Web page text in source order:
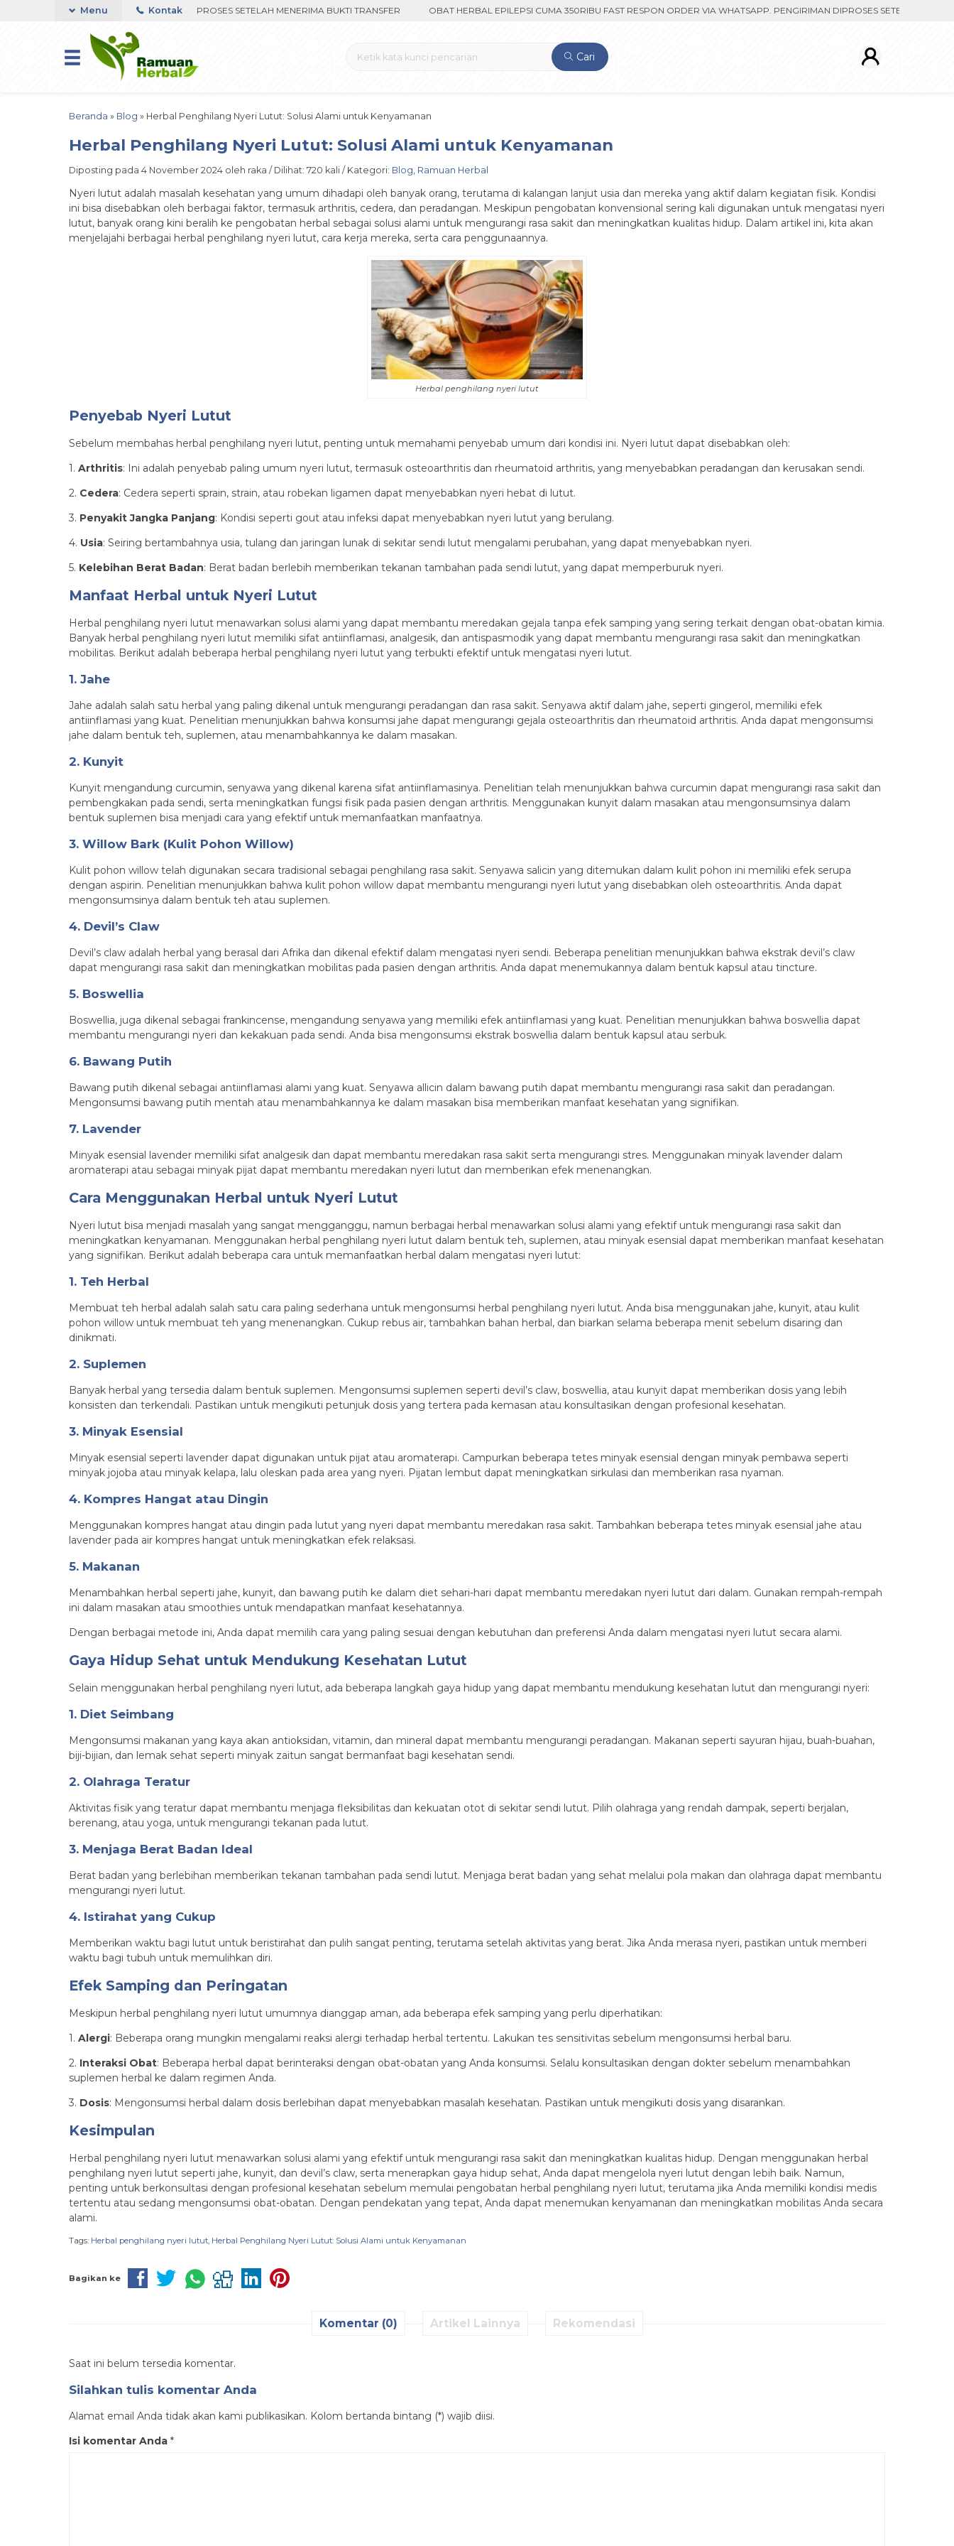
VIA WHATSAPP. PENGIRIMAN DIPROSES SETELAH MENERIMA BUKTI TRANSFER OBAT HERBAL EPILEPSI CUMA 350RIBU FAST RESPON ORDER VIA WHATSAPP. PENGIRIMAN DIPROSES SETELAH MENERIMA
Menu Kontak
Cari
Beranda » Blog » Herbal Penghilang Nyeri Lutut: Solusi Alami untuk Kenyamanan
Herbal Penghilang Nyeri Lutut: Solusi Alami untuk Kenyamanan
Diposting pada 4 November 2024 oleh raka / Dilihat: 720 kali / Kategori: Blog, Ramuan Herbal
Nyeri lutut adalah masalah kesehatan yang umum dihadapi oleh banyak orang, terutama di kalangan lanjut usia dan mereka yang aktif dalam kegiatan fisik. Kondisi
ini bisa disebabkan oleh berbagai faktor, termasuk arthritis, cedera, dan peradangan. Meskipun pengobatan konvensional sering kali digunakan untuk mengatasi nyeri
lutut, banyak orang kini beralih ke pengobatan herbal sebagai solusi alami untuk mengurangi rasa sakit dan meningkatkan kualitas hidup. Dalam artikel ini, kita akan
menjelajahi berbagai herbal penghilang nyeri lutut, cara kerja mereka, serta cara penggunaannya.
Herbal penghilang nyeri lutut
Penyebab Nyeri Lutut
Sebelum membahas herbal penghilang nyeri lutut, penting untuk memahami penyebab umum dari kondisi ini. Nyeri lutut dapat disebabkan oleh:
1. Arthritis: Ini adalah penyebab paling umum nyeri lutut, termasuk osteoarthritis dan rheumatoid arthritis, yang menyebabkan peradangan dan kerusakan sendi.
2. Cedera: Cedera seperti sprain, strain, atau robekan ligamen dapat menyebabkan nyeri hebat di lutut.
3. Penyakit Jangka Panjang: Kondisi seperti gout atau infeksi dapat menyebabkan nyeri lutut yang berulang.
4. Usia: Seiring bertambahnya usia, tulang dan jaringan lunak di sekitar sendi lutut mengalami perubahan, yang dapat menyebabkan nyeri.
5. Kelebihan Berat Badan: Berat badan berlebih memberikan tekanan tambahan pada sendi lutut, yang dapat memperburuk nyeri.
Manfaat Herbal untuk Nyeri Lutut
Herbal penghilang nyeri lutut menawarkan solusi alami yang dapat membantu meredakan gejala tanpa efek samping yang sering terkait dengan obat-obatan kimia.
Banyak herbal penghilang nyeri lutut memiliki sifat antiinflamasi, analgesik, dan antispasmodik yang dapat membantu mengurangi rasa sakit dan meningkatkan
mobilitas. Berikut adalah beberapa herbal penghilang nyeri lutut yang terbukti efektif untuk mengatasi nyeri lutut.
1. Jahe
Jahe adalah salah satu herbal yang paling dikenal untuk mengurangi peradangan dan rasa sakit. Senyawa aktif dalam jahe, seperti gingerol, memiliki efek
antiinflamasi yang kuat. Penelitian menunjukkan bahwa konsumsi jahe dapat mengurangi gejala osteoarthritis dan rheumatoid arthritis. Anda dapat mengonsumsi
jahe dalam bentuk teh, suplemen, atau menambahkannya ke dalam masakan.
2. Kunyit
Kunyit mengandung curcumin, senyawa yang dikenal karena sifat antiinflamasinya. Penelitian telah menunjukkan bahwa curcumin dapat mengurangi rasa sakit dan
pembengkakan pada sendi, serta meningkatkan fungsi fisik pada pasien dengan arthritis. Menggunakan kunyit dalam masakan atau mengonsumsinya dalam
bentuk suplemen bisa menjadi cara yang efektif untuk memanfaatkan manfaatnya.
3. Willow Bark (Kulit Pohon Willow)
Kulit pohon willow telah digunakan secara tradisional sebagai penghilang rasa sakit. Senyawa salicin yang ditemukan dalam kulit pohon ini memiliki efek serupa
dengan aspirin. Penelitian menunjukkan bahwa kulit pohon willow dapat membantu mengurangi nyeri lutut yang disebabkan oleh osteoarthritis. Anda dapat
mengonsumsinya dalam bentuk teh atau suplemen.
4. Devil’s Claw
Devil’s claw adalah herbal yang berasal dari Afrika dan dikenal efektif dalam mengatasi nyeri sendi. Beberapa penelitian menunjukkan bahwa ekstrak devil’s claw
dapat mengurangi rasa sakit dan meningkatkan mobilitas pada pasien dengan arthritis. Anda dapat menemukannya dalam bentuk kapsul atau tincture.
5. Boswellia
Boswellia, juga dikenal sebagai frankincense, mengandung senyawa yang memiliki efek antiinflamasi yang kuat. Penelitian menunjukkan bahwa boswellia dapat
membantu mengurangi nyeri dan kekakuan pada sendi. Anda bisa mengonsumsi ekstrak boswellia dalam bentuk kapsul atau serbuk.
6. Bawang Putih
Bawang putih dikenal sebagai antiinflamasi alami yang kuat. Senyawa allicin dalam bawang putih dapat membantu mengurangi rasa sakit dan peradangan.
Mengonsumsi bawang putih mentah atau menambahkannya ke dalam masakan bisa memberikan manfaat kesehatan yang signifikan.
7. Lavender
Minyak esensial lavender memiliki sifat analgesik dan dapat membantu meredakan rasa sakit serta mengurangi stres. Menggunakan minyak lavender dalam
aromaterapi atau sebagai minyak pijat dapat membantu meredakan nyeri lutut dan memberikan efek menenangkan.
Cara Menggunakan Herbal untuk Nyeri Lutut
Nyeri lutut bisa menjadi masalah yang sangat mengganggu, namun berbagai herbal menawarkan solusi alami yang efektif untuk mengurangi rasa sakit dan
meningkatkan kenyamanan. Menggunakan herbal penghilang nyeri lutut dalam bentuk teh, suplemen, atau minyak esensial dapat memberikan manfaat kesehatan
yang signifikan. Berikut adalah beberapa cara untuk memanfaatkan herbal dalam mengatasi nyeri lutut:
1. Teh Herbal
Membuat teh herbal adalah salah satu cara paling sederhana untuk mengonsumsi herbal penghilang nyeri lutut. Anda bisa menggunakan jahe, kunyit, atau kulit
pohon willow untuk membuat teh yang menenangkan. Cukup rebus air, tambahkan bahan herbal, dan biarkan selama beberapa menit sebelum disaring dan
dinikmati.
2. Suplemen
Banyak herbal yang tersedia dalam bentuk suplemen. Mengonsumsi suplemen seperti devil’s claw, boswellia, atau kunyit dapat memberikan dosis yang lebih
konsisten dan terkendali. Pastikan untuk mengikuti petunjuk dosis yang tertera pada kemasan atau konsultasikan dengan profesional kesehatan.
3. Minyak Esensial
Minyak esensial seperti lavender dapat digunakan untuk pijat atau aromaterapi. Campurkan beberapa tetes minyak esensial dengan minyak pembawa seperti
minyak jojoba atau minyak kelapa, lalu oleskan pada area yang nyeri. Pijatan lembut dapat meningkatkan sirkulasi dan memberikan rasa nyaman.
4. Kompres Hangat atau Dingin
Menggunakan kompres hangat atau dingin pada lutut yang nyeri dapat membantu meredakan rasa sakit. Tambahkan beberapa tetes minyak esensial jahe atau
lavender pada air kompres hangat untuk meningkatkan efek relaksasi.
5. Makanan
Menambahkan herbal seperti jahe, kunyit, dan bawang putih ke dalam diet sehari-hari dapat membantu meredakan nyeri lutut dari dalam. Gunakan rempah-rempah
ini dalam masakan atau smoothies untuk mendapatkan manfaat kesehatannya.
Dengan berbagai metode ini, Anda dapat memilih cara yang paling sesuai dengan kebutuhan dan preferensi Anda dalam mengatasi nyeri lutut secara alami.
Gaya Hidup Sehat untuk Mendukung Kesehatan Lutut
Selain menggunakan herbal penghilang nyeri lutut, ada beberapa langkah gaya hidup yang dapat membantu mendukung kesehatan lutut dan mengurangi nyeri:
1. Diet Seimbang
Mengonsumsi makanan yang kaya akan antioksidan, vitamin, dan mineral dapat membantu mengurangi peradangan. Makanan seperti sayuran hijau, buah-buahan,
biji-bijian, dan lemak sehat seperti minyak zaitun sangat bermanfaat bagi kesehatan sendi.
2. Olahraga Teratur
Aktivitas fisik yang teratur dapat membantu menjaga fleksibilitas dan kekuatan otot di sekitar sendi lutut. Pilih olahraga yang rendah dampak, seperti berjalan,
berenang, atau yoga, untuk mengurangi tekanan pada lutut.
3. Menjaga Berat Badan Ideal
Berat badan yang berlebihan memberikan tekanan tambahan pada sendi lutut. Menjaga berat badan yang sehat melalui pola makan dan olahraga dapat membantu
mengurangi nyeri lutut.
4. Istirahat yang Cukup
Memberikan waktu bagi lutut untuk beristirahat dan pulih sangat penting, terutama setelah aktivitas yang berat. Jika Anda merasa nyeri, pastikan untuk memberi
waktu bagi tubuh untuk memulihkan diri.
Efek Samping dan Peringatan
Meskipun herbal penghilang nyeri lutut umumnya dianggap aman, ada beberapa efek samping yang perlu diperhatikan:
1. Alergi: Beberapa orang mungkin mengalami reaksi alergi terhadap herbal tertentu. Lakukan tes sensitivitas sebelum mengonsumsi herbal baru.
2. Interaksi Obat: Beberapa herbal dapat berinteraksi dengan obat-obatan yang Anda konsumsi. Selalu konsultasikan dengan dokter sebelum menambahkan
suplemen herbal ke dalam regimen Anda.
3. Dosis: Mengonsumsi herbal dalam dosis berlebihan dapat menyebabkan masalah kesehatan. Pastikan untuk mengikuti dosis yang disarankan.
Kesimpulan
Herbal penghilang nyeri lutut menawarkan solusi alami yang efektif untuk mengurangi rasa sakit dan meningkatkan kualitas hidup. Dengan menggunakan herbal
penghilang nyeri lutut seperti jahe, kunyit, dan devil’s claw, serta menerapkan gaya hidup sehat, Anda dapat mengelola nyeri lutut dengan lebih baik. Namun,
penting untuk berkonsultasi dengan profesional kesehatan sebelum memulai pengobatan herbal penghilang nyeri lutut, terutama jika Anda memiliki kondisi medis
tertentu atau sedang mengonsumsi obat-obatan. Dengan pendekatan yang tepat, Anda dapat menemukan kenyamanan dan meningkatkan mobilitas Anda secara
alami.
Tags: Herbal penghilang nyeri lutut, Herbal Penghilang Nyeri Lutut: Solusi Alami untuk Kenyamanan
Bagikan ke
Komentar (0) Artikel Lainnya Rekomendasi
Saat ini belum tersedia komentar.
Silahkan tulis komentar Anda
Alamat email Anda tidak akan kami publikasikan. Kolom bertanda bintang (*) wajib diisi.
Isi komentar Anda *